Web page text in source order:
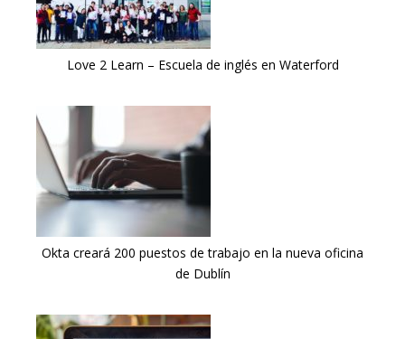
Love 2 Learn – Escuela de inglés en Waterford
Okta creará 200 puestos de trabajo en la nueva oficina
de Dublín